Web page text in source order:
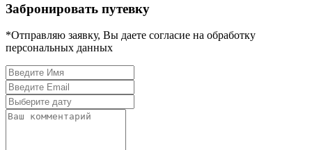
Забронировать путевку
*Отправляю заявку, Вы даете согласие на обработку
персональных данных